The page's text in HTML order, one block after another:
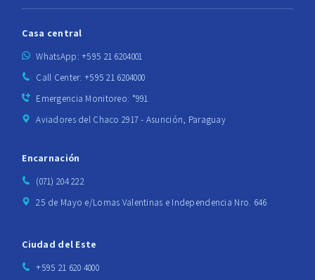
Casa central
WhatsApp: +595 21 6204001
Call Center: +595 21 6204000
Emergencia Monitoreo: *991
Aviadores del Chaco 2917 - Asunción, Paraguay
Encarnación
(071) 204 222
25 de Mayo e/Lomas Valentinas e Independencia Nro. 646
Ciudad del Este
+595 21 620 4000